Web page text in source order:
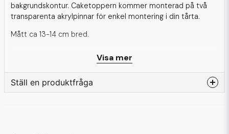
bakgrundskontur. Caketoppern kommer monterad på två
transparenta akrylpinnar för enkel montering i din tårta.
Mått ca 13-14 cm bred.
Visa mer
Ställ en produktfråga